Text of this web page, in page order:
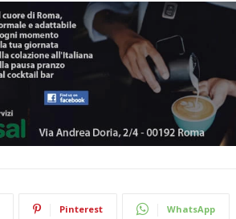
Pinterest WhatsApp